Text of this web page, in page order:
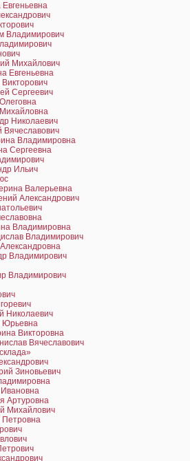
Владимирович
Михайлович
Евгеньевна
Сергеевич
Николаевич
Вячеславович
Владимировна
Сергеевна
Ильич
Валерьевна
Александрович
Владимировна
Владимирович
Владимирович
Владимирович
Николаевич
Юрьевна
Викторовна
Вячеславович
Зиновьевич
Артуровна
Михайлович